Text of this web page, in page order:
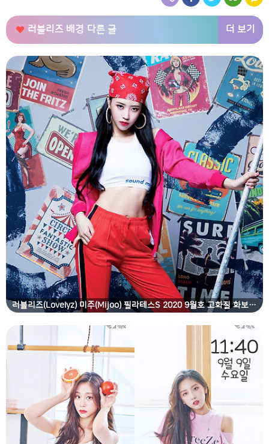
러블리즈 배경 다른 글 더 보기
러블리즈(Lovelyz) 미주(Mijoo) 필라테스S 2020 9월호 고화질 화보 6장